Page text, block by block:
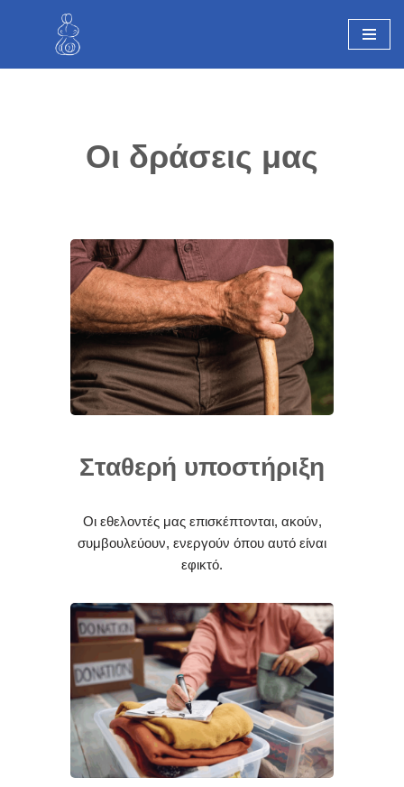
to
Οι δράσεις μας
Σταθερή υποστήριξη
Οι εθελοντές μας επισκέπτονται, ακούν,
συμβουλεύουν, ενεργούν όπου αυτό είναι
εφικτό.